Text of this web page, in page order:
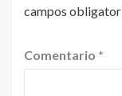
campos
Comentario *